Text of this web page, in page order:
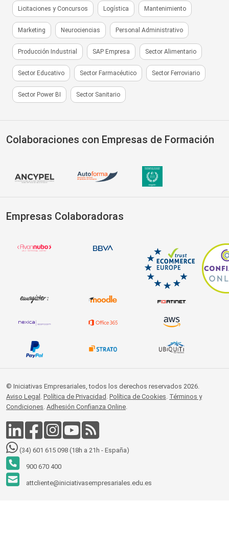
Licitaciones y Concursos Logística Mantenimiento
Marketing Neurociencias Personal Administrativo
Producción Industrial SAP Empresa Sector Alimentario
Sector Educativo Sector Farmacéutico Sector Ferroviario
Sector Power BI Sector Sanitario
Colaboraciones con Empresas de Formación
Empresas Colaboradoras
© Iniciativas Empresariales, todos los derechos reservados 2026.
Aviso Legal . Política de Privacidad . Política de Cookies. Términos y
Condiciones. Adhesión Confianza Online.
(34) 601 615 098 (18h a 21h - España)
900 670 400
attcliente@iniciativasempresariales.edu.es